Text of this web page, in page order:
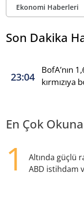
Ekonomi Haberleri
Son Dakika
23:04
BofA’nın
kırmızıya
En Çok
1
Altında güçlü
ABD istihdam